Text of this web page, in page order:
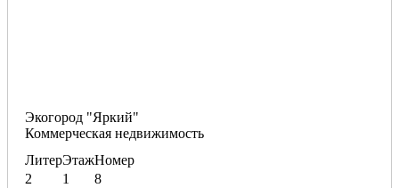
Экогород "Яркий"
Коммерческая недвижимость
Литер
2
Этаж
1
Номер
8